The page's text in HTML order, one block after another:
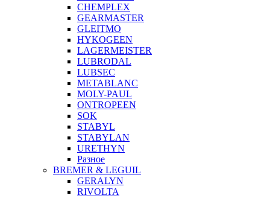
CHEMPLEX
GEARMASTER
GLEITMO
HYKOGEEN
LAGERMEISTER
LUBRODAL
LUBSEC
METABLANC
MOLY-PAUL
ONTROPEEN
SOK
STABYL
STABYLAN
URETHYN
Разное
BREMER & LEGUIL
GERALYN
RIVOLTA